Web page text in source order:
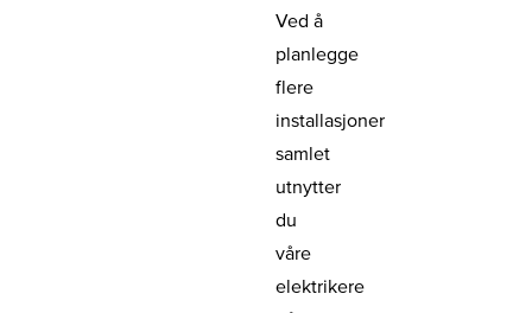
Ved å
planlegge
flere
installasjoner
samlet
utnytter
du
våre
elektrikere